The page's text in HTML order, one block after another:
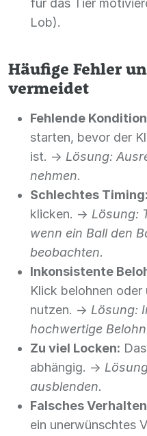
für das Tier
Lob).
Häufige Fehler
vermeidet
Fehlende
starten, bevor der
ist. -> Lösung:
nehmen.
Schlechtes Timing:
klicken. -> Lösung:
wenn ein Ball den
beobachten.
Inkonsistente
Klick belohnen
nutzen. -> Lösung:
hochwertige
Zu viel Locken:
abhängig. ->
ausblenden.
Falsches
ein unerwünschtes